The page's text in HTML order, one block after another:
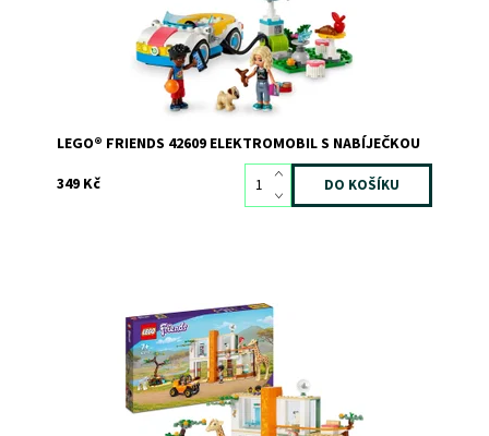
LEGO® FRIENDS 42609 ELEKTROMOBIL S NABÍJEČKOU
349 Kč
Středisko v divočině nabité funkcemi - zachraňte zvířata
ze safari a starejte se o ně na základně
Dostupnost:
Skladem3
10716
LEGO